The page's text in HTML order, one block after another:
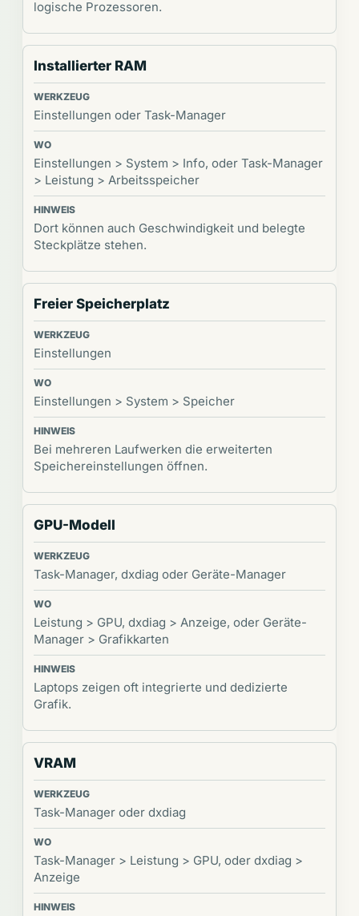
logische Prozessoren.
Installierter RAM
Einstellungen oder Task-Manager
Einstellungen > System > Info, oder Task-Manager
> Leistung > Arbeitsspeicher
Dort können auch Geschwindigkeit und belegte
Steckplätze stehen.
Freier Speicherplatz
Einstellungen
Einstellungen > System > Speicher
Bei mehreren Laufwerken die erweiterten
Speichereinstellungen öffnen.
GPU-Modell
Task-Manager, dxdiag oder Geräte-Manager
Leistung > GPU, dxdiag > Anzeige, oder Geräte-
Manager > Grafikkarten
Laptops zeigen oft integrierte und dedizierte
Grafik.
VRAM
Task-Manager oder dxdiag
Task-Manager > Leistung > GPU, oder dxdiag >
Anzeige